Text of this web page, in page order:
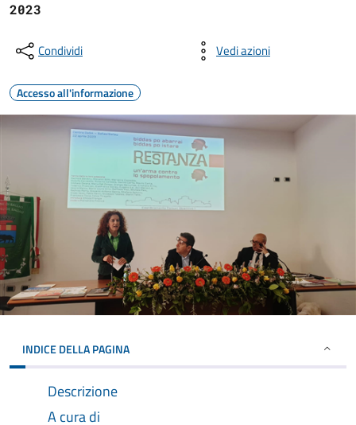
2023
Condividi Vedi azioni
Accesso all'informazione
INDICE DELLA PAGINA
Descrizione
A cura di